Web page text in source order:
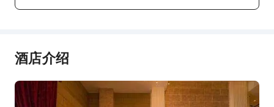
无障碍通道
儿童2 ～ 11岁
费用说明
用须于现场支付，详情请参阅各房型与配套说明。
酒店介绍